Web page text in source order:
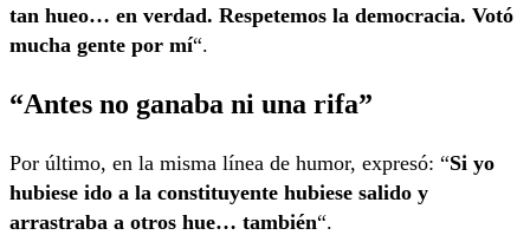
tan hueo… en verdad. Respetemos la democracia. Votó
mucha gente por mí“.
“Antes no ganaba ni una rifa”
Por último, en la misma línea de humor, expresó: “Si yo
hubiese ido a la constituyente hubiese salido y
arrastraba a otros hue… también“.